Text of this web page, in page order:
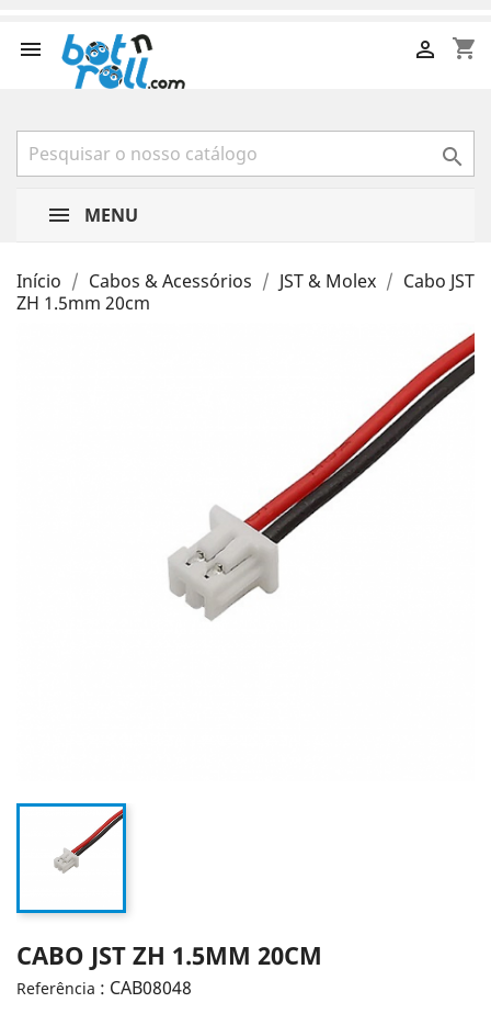
 shopping_cart


MENU
Início Cabos & Acessórios JST & Molex
Cabo JST
ZH 1.5mm 20cm
CABO JST ZH 1.5MM 20CM
Referência : CAB08048